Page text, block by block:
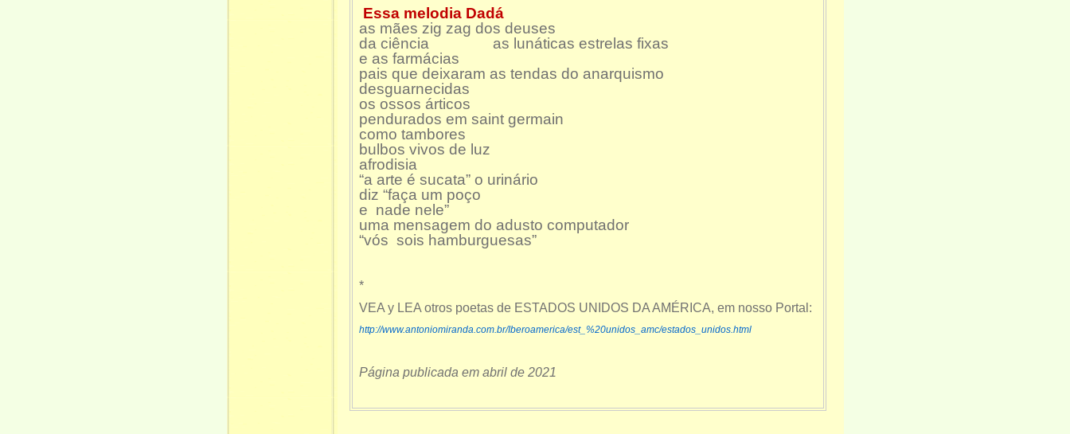
Essa melodia Dadá
as mães zig zag dos deuses
da ciência as lunáticas estrelas fixas
e as farmácias
pais que deixaram as tendas do anarquismo
desguarnecidas
os ossos árticos
pendurados em saint germain
como tambores
bulbos vivos de luz
afrodisia
“a arte é sucata” o urinário
diz “faça um poço
e nade nele”
uma mensagem do adusto computador
“vós sois hamburguesas”
*
VEA y LEA otros poetas de ESTADOS UNIDOS DA AMÉRICA, em nosso Portal:
http://www.antoniomiranda.com.br/Iberoamerica/est_%20unidos_amc/estados_unidos.html
Página publicada em abril de 2021